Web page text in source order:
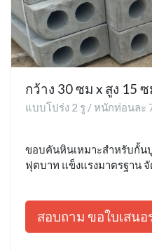
กว้าง 30 ซม x สูง 15
แบบโปร่ง 2 รู / หนักท่อนละ
ขอบคันหินเหมาะสำหรับกั้
ฟุตบาท แข็งแรงมาตรฐาน
สอบถาม ขอใบเสนอ